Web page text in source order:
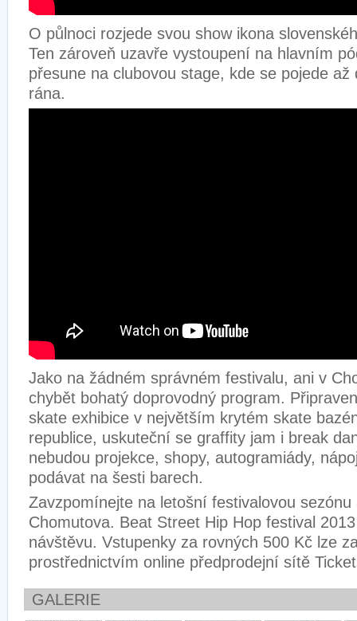
O půlnoci rozjede svou show ikona
Ten zároveň uzavře vystoupení na hlavním
přesune na clubovou stage, kde se pojede až
rána.
Jako na žádném správném festivalu, ani v
chybět bohatý doprovodný program.
skate exhibice v největším krytém skate
republice, uskuteční se graffity jam i break
nebudou projekce, shopy, autogramiády,
podávat na šesti barech.
Zavzpomínejte na letošní festivalovou sezónu
Chomutova. Beat Street Hip Hop festival
návštěvu. Vstupenky za rovných 500 Kč lze
prostřednictvím online předprodejní sítě
GALERIE